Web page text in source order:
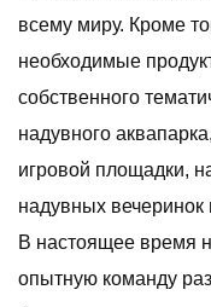
всему миру. Кроме
необходимые
собственного
надувного
игровой площадки,
надувных вечеринок
В настоящее время
опытную команду